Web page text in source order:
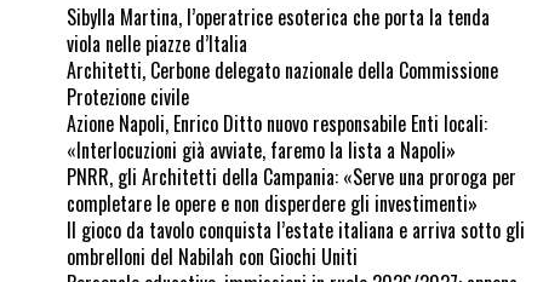
Sibylla Martina, l’operatrice esoterica che porta la tenda
viola nelle piazze d’Italia
Architetti, Cerbone delegato nazionale della Commissione
Protezione civile
Azione Napoli, Enrico Ditto nuovo responsabile Enti locali:
«Interlocuzioni già avviate, faremo la lista a Napoli»
PNRR, gli Architetti della Campania: «Serve una proroga per
completare le opere e non disperdere gli investimenti»
Il gioco da tavolo conquista l’estate italiana e arriva sotto gli
ombrelloni del Nabilah con Giochi Uniti